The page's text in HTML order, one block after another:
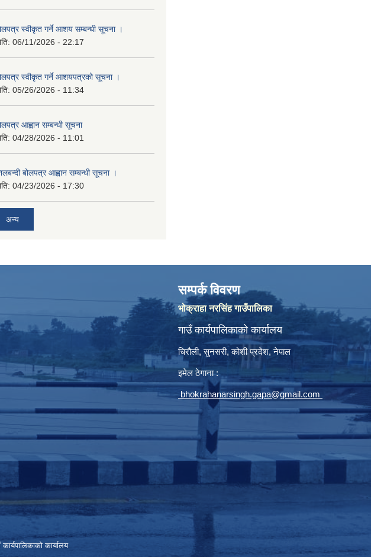
स्वीकृत गर्ने आशय सम्बन्धी सूचना ।
06/11/2026 - 22:17
स्वीकृत गर्ने आशयपत्रको सूचना ।
05/26/2026 - 11:34
आह्वान सम्बन्धी सूचना
04/28/2026 - 11:01
बोलपत्र आह्वान सम्बन्धी सूचना ।
04/23/2026 - 17:30
अन्य
सम्पर्क विवरण
भोक्राहा नरसिंह गाउँपालिका
गाउँ कार्यपालिकाको कार्यालय
चिरौली, सुनसरी, कोशी प्रदेश, नेपाल
इमेल ठेगाना :
bhokrahanarsingh.gapa@gmail.com
कार्यालय